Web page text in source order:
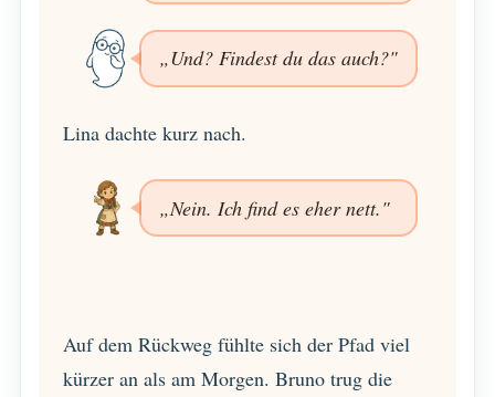
„Und? Findest du das auch?"
Lina dachte kurz nach.
„Nein. Ich find es eher nett."
Auf dem Rückweg fühlte sich der Pfad viel
kürzer an als am Morgen. Bruno trug die